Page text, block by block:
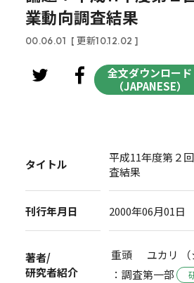
業動向調査結果
00.06.01 [ 更新10.12.02 ]
全文ダウンロード
（JAPANESE）
タイトル
平成11年度第２
査結果
刊行年月日 2000年06月01日
著者/
研究者紹介
重頭 ユカリ （
：調査第一部